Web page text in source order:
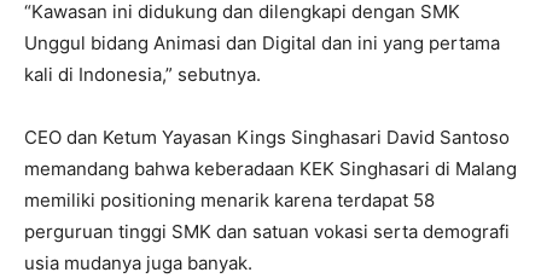
“Kawasan ini didukung dan dilengkapi dengan SMK
Unggul bidang Animasi dan Digital dan ini yang pertama
kali di Indonesia,” sebutnya.
CEO dan Ketum Yayasan Kings Singhasari David Santoso
memandang bahwa keberadaan KEK Singhasari di Malang
memiliki positioning menarik karena terdapat 58
perguruan tinggi SMK dan satuan vokasi serta demografi
usia mudanya juga banyak.